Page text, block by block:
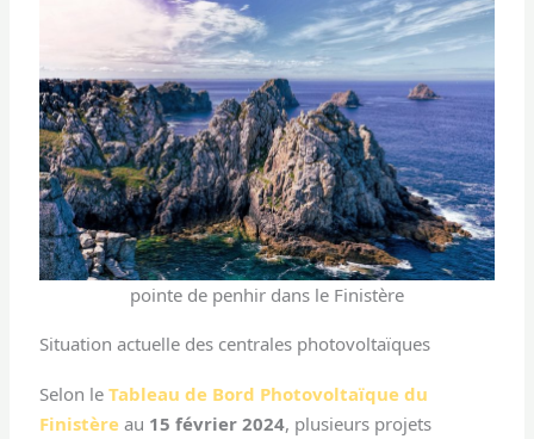
pointe de penhir dans le Finistère
Situation actuelle des centrales photovoltaïques
Selon leTableau de Bord Photovoltaïque du
Finistère au 15 février 2024, plusieurs projets